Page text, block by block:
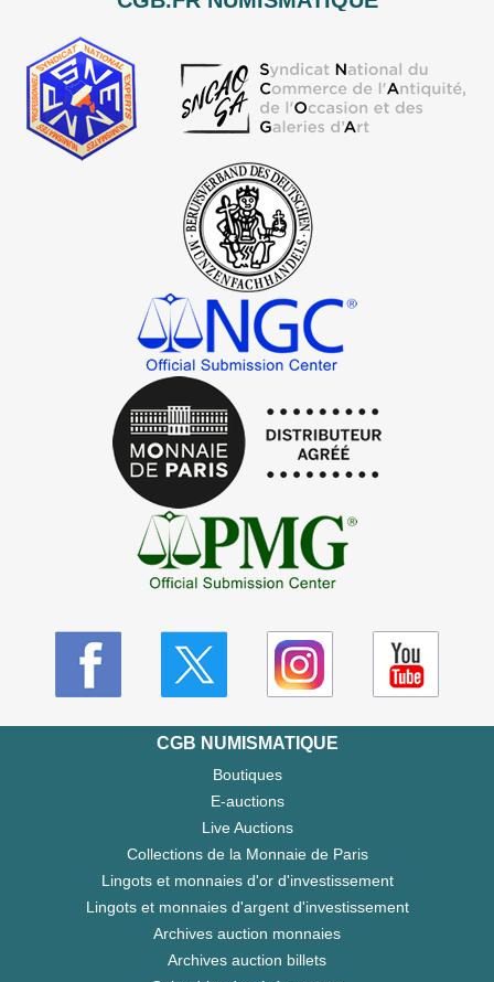
CGB NUMISMATIQUE
Boutiques
E-auctions
Live Auctions
Collections de la Monnaie de Paris
Lingots et monnaies d'or d'investissement
Lingots et monnaies d'argent d'investissement
Archives auction monnaies
Archives auction billets